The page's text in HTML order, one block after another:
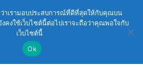
กร์, สิงหาคม 7, 2026
อบรมเชิงปฏิบัติการหลักสูตรการดำเนิน
าพภายในสถานศึกษา ด้วยปัญญาประดิษฐ์
รายละเอียดการดำเนินการคัดเลือกบุคคล
งตั้งให้ดำรงตำแหน่งรองผู้อำนวยการ
ว่าเรามอบประสบการณ์ที่ดีที่สุดให้กับคุณบน
คงใช้เว็บไซต์นี้ต่อไปเราจะถือว่าคุณพอใจกับ
เว็บไซต์นี้
Ok